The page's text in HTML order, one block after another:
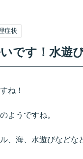
症状
です！水遊
ね！
ようですね。
、海、水遊びなどな